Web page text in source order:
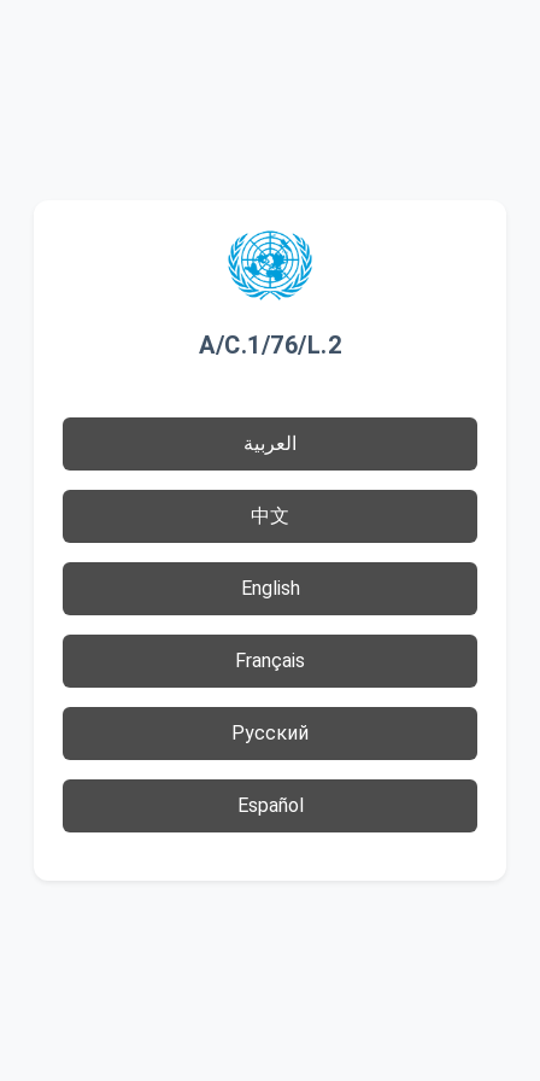
A/C.1/76/L.2
العربية
中文
English
Français
Русский
Español